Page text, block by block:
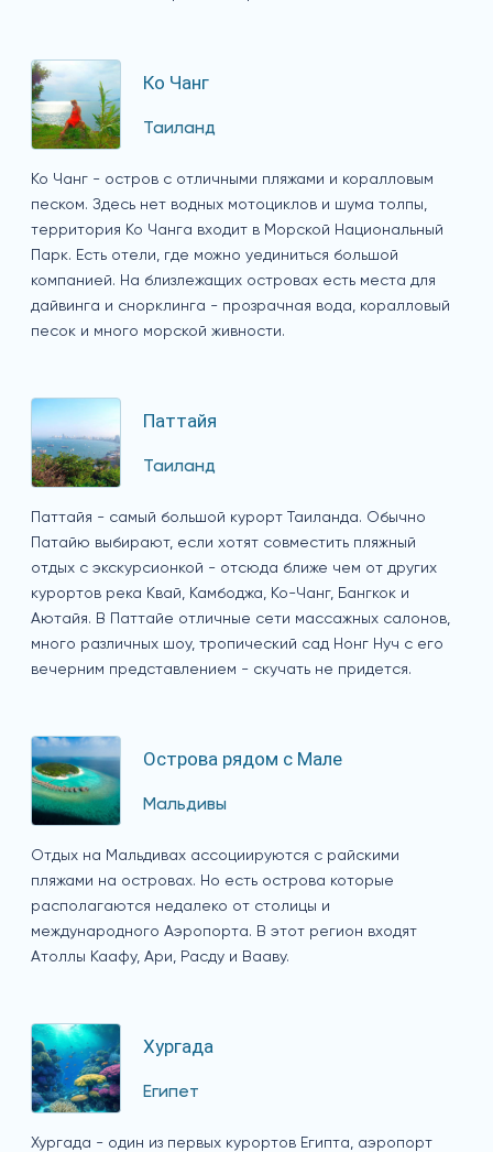
Ко Чанг
Таиланд
Ко Чанг - остров с отличными пляжами и коралловым
песком. Здесь нет водных мотоциклов и шума толпы,
территория Ко Чанга входит в Морской Национальный
Парк. Есть отели, где можно уединиться большой
компанией. На близлежащих островах есть места для
дайвинга и снорклинга - прозрачная вода, коралловый
песок и много морской живности.
Паттайя
Таиланд
Паттайя - самый большой курорт Таиланда. Обычно
Патайю выбирают, если хотят совместить пляжный
отдых с экскурсионкой - отсюда ближе чем от других
курортов река Квай, Камбоджа, Ко-Чанг, Бангкок и
Аютайя. В Паттайе отличные сети массажных салонов,
много различных шоу, тропический сад Нонг Нуч с его
вечерним представлением - скучать не придется.
Острова рядом с Мале
Мальдивы
Отдых на Мальдивах ассоциируются с райскими
пляжами на островах. Но есть острова которые
располагаются недалеко от столицы и
международного Аэропорта. В этот регион входят
Атоллы Каафу, Ари, Расду и Вааву.
Хургада
Египет
Хургада - один из первых курортов Египта, аэропорт